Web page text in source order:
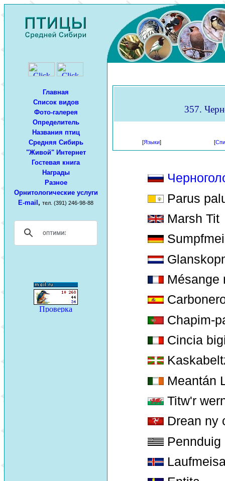
Главная
Список видов
Фото-галерея
Определитель
Названия птиц
Средняя Сибирь
"Живой" Интернет
Гостевая книга
Награды
Разное
Орнитологические услуги
E-mail , тел. (391) 246-98-88
357.
[Языки] [
Parus
Marsh Tit
Mésange
Chapim-
Cincia
Meantán
Titw'r
Drean ny
Pennduig